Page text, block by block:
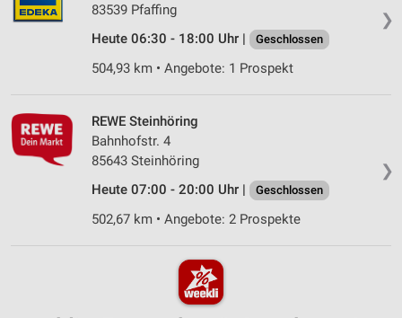
❯
83539 Pfaffing
Heute 06:30 - 18:00 Uhr |
Geschlossen
504,93 km • Angebote: 1 Prospekt
❯
REWE Steinhöring
Bahnhofstr. 4
85643 Steinhöring
Heute 07:00 - 20:00 Uhr |
Geschlossen
502,67 km • Angebote: 2 Prospekte